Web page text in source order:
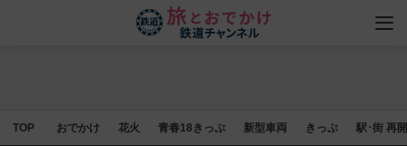
TOP おでかけ 花火 青春18きっぷ 新型車両 きっぷ 駅･街 再